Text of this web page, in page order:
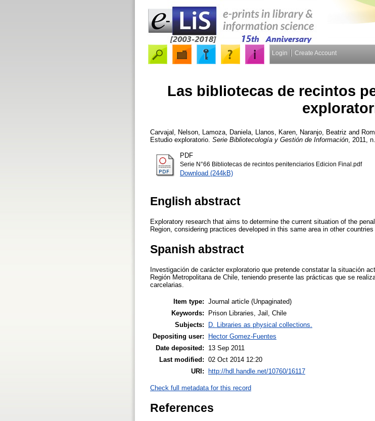
Login Create Account
Las bibliotecas de recintos
Carvajal, Nelson Lamoza, Daniela Llanos, Karen Naranjo, Beatriz and
Estudio exploratorio. Serie Bibliotecología y Gestión de Información , 2011,
PDF
Serie N°66 Bibliotecas de recintos penitenciarios Edicion Final.pdf
Download (244kB)
English abstract
Exploratory research that aims to determine the current situation of the
Region, considering practices developed in this same area in other countries
Spanish abstract
Investigación de carácter exploratorio que pretende constatar la situación
Región Metropolitana de Chile, teniendo presente las prácticas que se
carcelarias.
Item type: Journal article (Unpaginated)
Keywords:
Prison Libraries, Jail, Chile
Subjects:
D. Libraries as physical collections.
Depositing user:
Hector Gomez-Fuentes
Date deposited:
13 Sep 2011
Last modified: 02 Oct 2014 12:20
URI:
http://hdl.handle.net/10760/16117
Check full metadata for this record
References